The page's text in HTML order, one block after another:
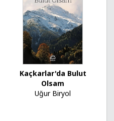
Kaçkarlar'da Bulut
Olsam
Uğur Biryol